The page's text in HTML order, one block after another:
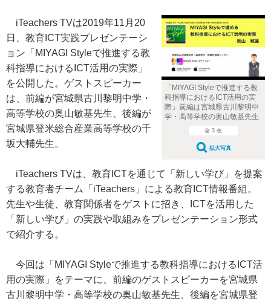
「MIYAGI Styleで推進する教
科指導におけるICT活用の実
際」前編は宮城県古川黎明中
学・高等学校の奥山敏基先生
全 3 枚
拡大写真
iTeachers TVは2019年11月20
日、教育ICT実践プレゼンテーシ
ョン「MIYAGI Styleで推進する教
科指導におけるICT活用の実際」
を公開した。ゲストスピーカー
は、前編が宮城県古川黎明中学・
高等学校の奥山敏基先生、後編が
宮城県登米総合産業高等学校の千
坂大輔先生。
iTeachers TVは、教育ICTを通じて「新しい学び」を提案
する教育者チーム「iTeachers」による教育ICT情報番組。
先生や生徒、教育関係者をゲストに招き、ICTを活用した
「新しい学び」の実践や取組みをプレゼンテーション形式
で紹介する。
今回は「MIYAGI Styleで推進する教科指導におけるICT活
用の実際」をテーマに、前編のゲストスピーカーを宮城県
古川黎明中学・高等学校の奥山敏基先生、後編を宮城県登